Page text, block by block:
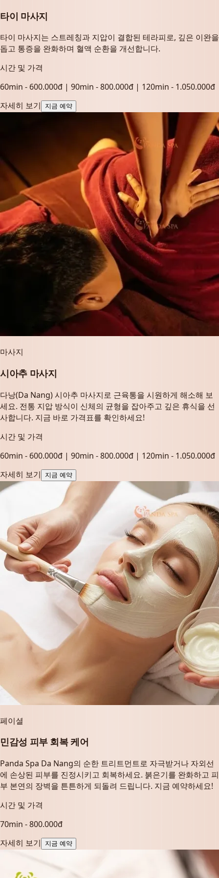
타이 마사지
타이 마사지는 스트레칭과 지압이 결합된 테라피로, 깊은 이완을
돕고 통증을 완화하며 혈액 순환을 개선합니다.
시간 및 가격
60min - 600.000đ | 90min - 800.000đ | 120min - 1.050.000đ
자세히 보기
지금 예약
마사지
시아추 마사지
다낭(Da Nang) 시아추 마사지로 근육통을 시원하게 해소해 보
세요. 전통 지압 방식이 신체의 균형을 잡아주고 깊은 휴식을 선
사합니다. 지금 바로 가격표를 확인하세요!
시간 및 가격
60min - 600.000đ | 90min - 800.000đ | 120min - 1.050.000đ
자세히 보기
지금 예약
페이셜
민감성 피부 회복 케어
Panda Spa Da Nang의 순한 트리트먼트로 자극받거나 자외선
에 손상된 피부를 진정시키고 회복하세요. 붉은기를 완화하고 피
부 본연의 장벽을 튼튼하게 되돌려 드립니다. 지금 예약하세요!
시간 및 가격
70min - 800.000đ
자세히 보기
지금 예약